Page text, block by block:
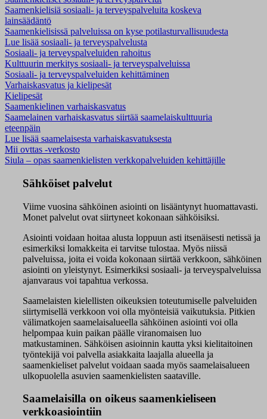
Saamenkielisiä sosiaali- ja terveyspalveluita koskeva
lainsäädäntö
Saamenkielisissä palveluissa on kyse potilasturvallisuudesta
Lue lisää sosiaali- ja terveyspalvelusta
Sosiaali- ja terveyspalveluiden rahoitus
Kulttuurin merkitys sosiaali- ja terveyspalveluissa
Sosiaali- ja terveyspalveluiden kehittäminen
Varhaiskasvatus ja kielipesät
Kielipesät
Saamenkielinen varhaiskasvatus
Saamelainen varhaiskasvatus siirtää saamelaiskulttuuria
eteenpäin
Lue lisää saamelaisesta varhaiskasvatuksesta
Mii ovttas -verkosto
Siula – opas saamenkielisten verkkopalveluiden kehittäjille
Sähköiset palvelut
Viime vuosina sähköinen asiointi on lisääntynyt huomattavasti.
Monet palvelut ovat siirtyneet kokonaan sähköisiksi.
Asiointi voidaan hoitaa alusta loppuun asti itsenäisesti netissä ja
esimerkiksi lomakkeita ei tarvitse tulostaa. Myös niissä
palveluissa, joita ei voida kokonaan siirtää verkkoon, sähköinen
asiointi on yleistynyt. Esimerkiksi sosiaali- ja terveyspalveluissa
ajanvaraus voi tapahtua verkossa.
Saamelaisten kielellisten oikeuksien toteutumiselle palveluiden
siirtymisellä verkkoon voi olla myönteisiä vaikutuksia. Pitkien
välimatkojen saamelaisalueella sähköinen asiointi voi olla
helpompaa kuin paikan päälle viranomaisen luo
matkustaminen. Sähköisen asioinnin kautta yksi kielitaitoinen
työntekijä voi palvella asiakkaita laajalla alueella ja
saamenkieliset palvelut voidaan saada myös saamelaisalueen
ulkopuolella asuvien saamenkielisten saataville.
Saamelaisilla on oikeus saamenkieliseen
verkkoasiointiin